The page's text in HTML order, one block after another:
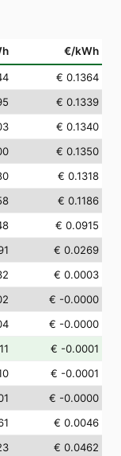
€/kWh
€ 0.1364
€ 0.1339
€ 0.1340
€ 0.1350
€ 0.1318
€ 0.1186
€ 0.0915
€ 0.0269
€ 0.0003
€ -0.0000
€ -0.0000
€ -0.0001
€ -0.0001
€ -0.0000
€ 0.0046
€ 0.0462